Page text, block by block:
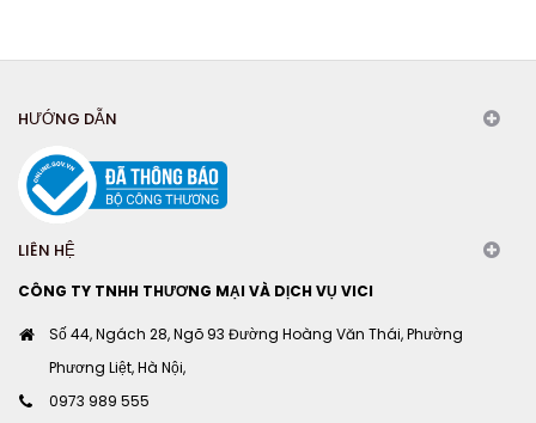
HƯỚNG DẪN
LIÊN HỆ
CÔNG TY TNHH THƯƠNG MẠI VÀ DỊCH VỤ VICI
Số 44, Ngách 28, Ngõ 93 Đường Hoàng Văn Thái, Phường
Phương Liệt, Hà Nội,
0973 989 555